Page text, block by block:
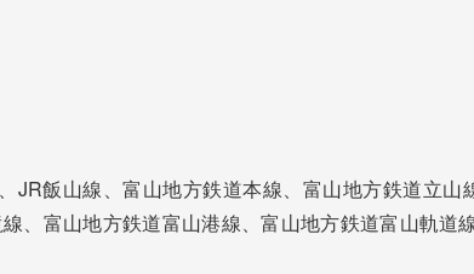
JR飯山線、富山地方鉄道本線、富山地方鉄道立山
、富山地方鉄道富山港線、富山地方鉄道富山軌道